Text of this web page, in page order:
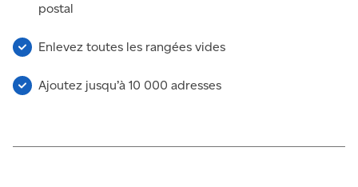
postal
Enlevez toutes les rangées vides
Ajoutez jusqu’à 10 000 adresses